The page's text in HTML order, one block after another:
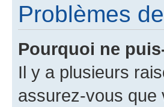
Problèmes
Pourquoi ne
Il y a plusieurs
assurez-vous que